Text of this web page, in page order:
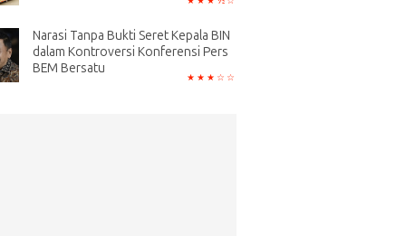
Narasi Tanpa Bukti Seret Kepala BIN
dalam Kontroversi Konferensi Pers
BEM Bersatu